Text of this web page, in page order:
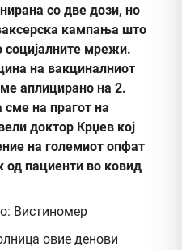
со две дози, но
кампања што
социјалните мрежи.
на вакциналниот
аплицирано на 2.
на прагот на
доктор Крџев кој
на големиот опфат
од пациенти во ковид
Вистиномер
овие денови